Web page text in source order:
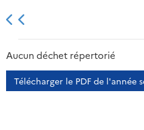
2013 2014
Aucun déchet répertorié
Télécharger le PDF de l'année